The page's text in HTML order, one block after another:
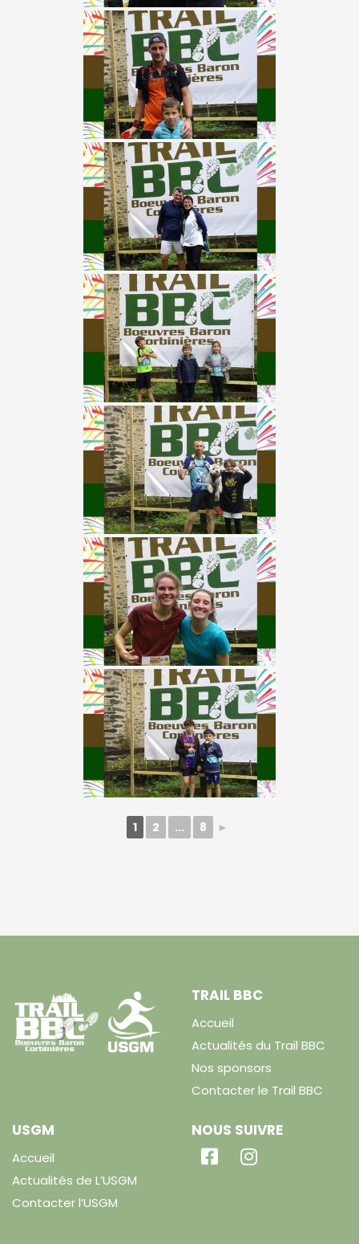
1 2 ... 8 ►
TRAIL BBC
Accueil
Actualités du Trail BBC
Nos sponsors
Contacter le Trail BBC
USGM
Accueil
Actualités de L’USGM
Contacter l’USGM
NOUS SUIVRE